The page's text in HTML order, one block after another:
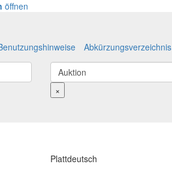
öffnen
Abkürzungsverzeichnis
×
Plattdeutsch